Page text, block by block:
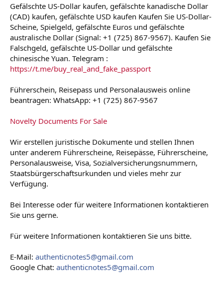
Gefälschte US-Dollar kaufen, gefälschte kanadische Dollar
(CAD) kaufen, gefälschte USD kaufen Kaufen Sie US-Dollar-
Scheine, Spielgeld, gefälschte Euros und gefälschte
australische Dollar (Signal: +1 (725) 867-9567). Kaufen Sie
Falschgeld, gefälschte US-Dollar und gefälschte
chinesische Yuan. Telegram :
https://t.me/buy_real_and_fake_passport
Führerschein, Reisepass und Personalausweis online
beantragen: WhatsApp: +1 (725) 867-9567
Novelty Documents For Sale
Wir erstellen juristische Dokumente und stellen Ihnen
unter anderem Führerscheine, Reisepässe, Führerscheine,
Personalausweise, Visa, Sozialversicherungsnummern,
Staatsbürgerschaftsurkunden und vieles mehr zur
Verfügung.
Bei Interesse oder für weitere Informationen kontaktieren
Sie uns gerne.
Für weitere Informationen kontaktieren Sie uns bitte.
E-Mail: authenticnotes5@gmail.com
Google Chat: authenticnotes5@gmail.com